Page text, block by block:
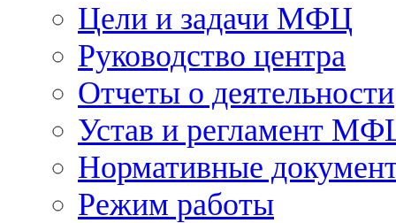
Цели и задачи МФЦ
Руководство центра
Отчеты о деятельности
Устав и регламент
Нормативные
Режим работы